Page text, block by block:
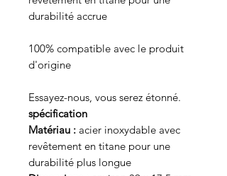
durabilité accrue
100% compatible avec le produit
d'origine
Essayez-nous, vous serez étonné.
spécification
Matériau : acier inoxydable avec
revêtement en titane pour une
durabilité plus longue